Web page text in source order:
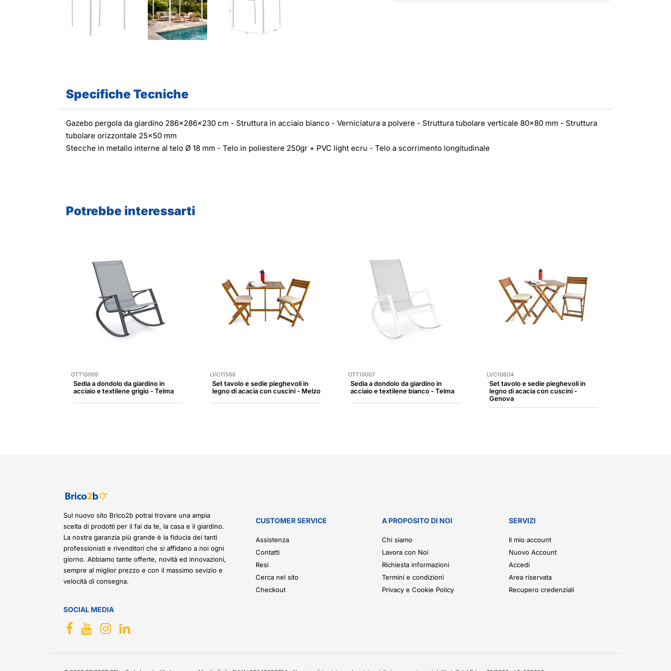
Specifiche Tecniche
Gazebo pergola da giardino 286x286x230 cm - Struttura in acciaio bianco - Verniciatura a polvere - Struttura tubolare verticale 80x80 mm - Struttura
tubolare orizzontale 25x50 mm
Stecche in metallo interne al telo Ø 18 mm - Telo in poliestere 250gr + PVC light ecru - Telo a scorrimento longitudinale
Potrebbe interessarti
OTT10009
Sedia a dondolo da giardino in
acciaio e textilene grigio - Telma
LVC11568
Set tavolo e sedie pieghevoli in
legno di acacia con cuscini - Melzo
OTT10007
Sedia a dondolo da giardino in
acciaio e textilene bianco - Telma
LVC10604
Set tavolo e sedie pieghevoli in
legno di acacia con cuscini -
Genova
Sul nuovo sito Brico2b potrai trovare una ampia
scelta di prodotti per il fai da te, la casa e il giardino.
La nostra garanzia più grande è la fiducia dei tanti
professionisti e rivenditori che si affidano a noi ogni
giorno. Abbiamo tante offerte, novità ed innovazioni,
sempre al miglior prezzo e con il massimo sevizio e
velocità di consegna.
SOCIAL MEDIA
CUSTOMER SERVICE
Assistenza
Contatti
Resi
Cerca nel sito
Checkout
A PROPOSITO DI NOI
Chi siamo
Lavora con Noi
Richiesta informazioni
Termini e condizioni
Privacy e Cookie Policy
SERVIZI
Il mio account
Nuovo Account
Accedi
Area riservata
Recupero credenziali